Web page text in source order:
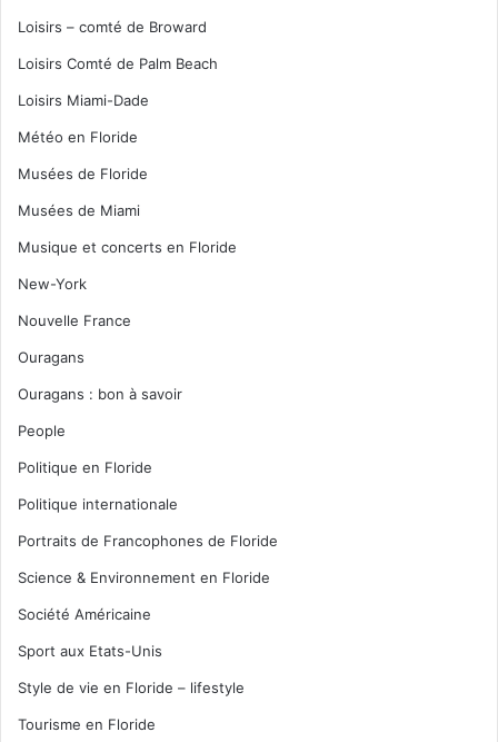
Loisirs – comté de Broward
Loisirs Comté de Palm Beach
Loisirs Miami-Dade
Météo en Floride
Musées de Floride
Musées de Miami
Musique et concerts en Floride
New-York
Nouvelle France
Ouragans
Ouragans : bon à savoir
People
Politique en Floride
Politique internationale
Portraits de Francophones de Floride
Science & Environnement en Floride
Société Américaine
Sport aux Etats-Unis
Style de vie en Floride – lifestyle
Tourisme en Floride